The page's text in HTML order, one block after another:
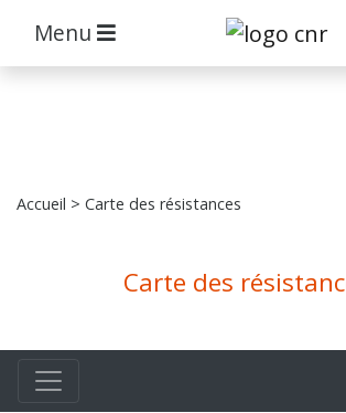
Menu
Accueil > Carte des résistances
Carte des